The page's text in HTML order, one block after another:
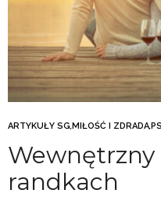
ARTYKUŁY SG,MIŁOŚĆ I ZDRADA,
Wewnętrzny
randkach